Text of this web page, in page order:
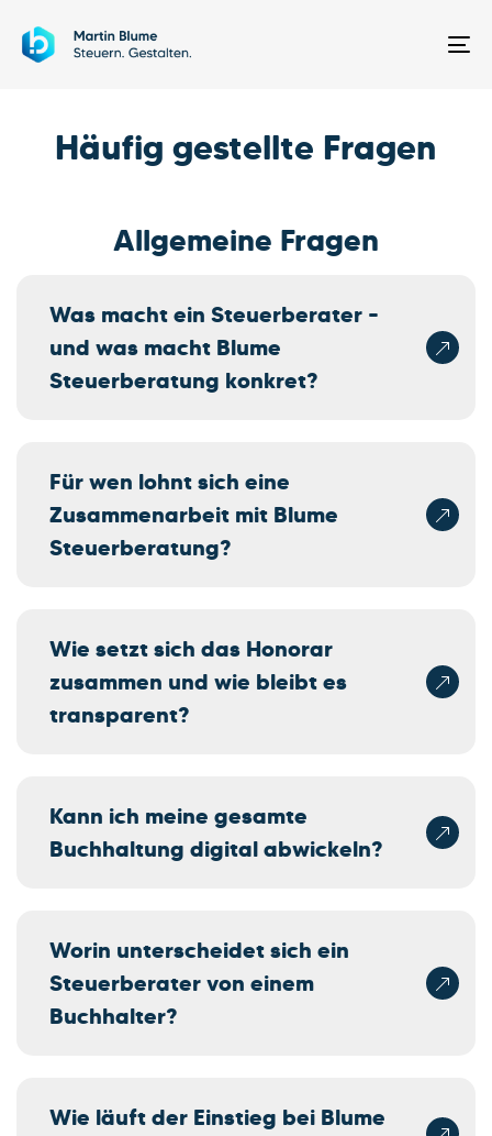
links
Häufig gestellte Fragen
Allgemeine Fragen
Was macht ein Steuerberater –
und was macht Blume
Steuerberatung konkret?
Für wen lohnt sich eine
Zusammenarbeit mit Blume
Steuerberatung?
Wie setzt sich das Honorar
zusammen und wie bleibt es
transparent?
Kann ich meine gesamte
Buchhaltung digital abwickeln?
Worin unterscheidet sich ein
Steuerberater von einem
Buchhalter?
Wie läuft der Einstieg bei Blume